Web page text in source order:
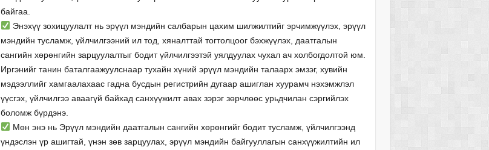
байгаа.
Энэхүү зохицуулалт нь эрүүл мэндийн салбарын цахим шилжилтийг эрчимжүүлэх, эрүүл
мэндийн тусламж, үйлчилгээний ил тод, хяналттай тогтолцоог бэхжүүлэх, даатгалын
сангийн хөрөнгийн зарцуулалтыг бодит үйлчилгээтэй уялдуулах чухал ач холбогдолтой юм.
Иргэнийг танин баталгаажуулснаар тухайн хүний эрүүл мэндийн талаарх эмзэг, хувийн
мэдээллийг хамгаалахаас гадна бусдын регистрийн дугаар ашиглан хуурамч нэхэмжлэл
үүсгэх, үйлчилгээ аваагүй байхад санхүүжилт авах зэрэг зөрчлөөс урьдчилан сэргийлэх
боломж бүрдэнэ.
Мөн энэ нь Эрүүл мэндийн даатгалын сангийн хөрөнгийг бодит тусламж, үйлчилгээнд
үндэслэн үр ашигтай, үнэн зөв зарцуулах, эрүүл мэндийн байгууллагын санхүүжилтийн ил